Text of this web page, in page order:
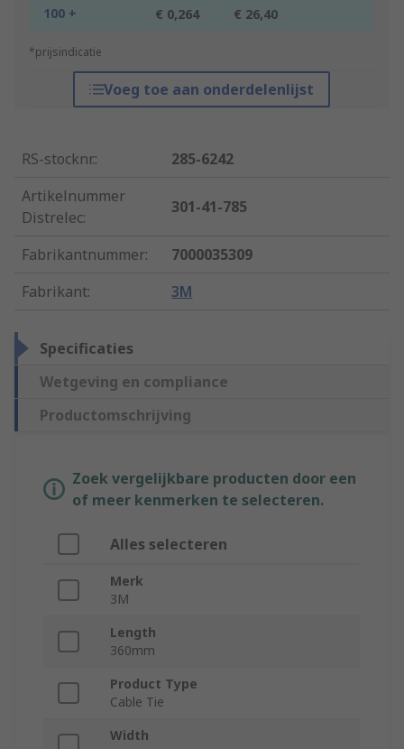
100 + € 0,264 € 26,40
*prijsindicatie
Voeg toe aan onderdelenlijst
RS-stocknr.:
285-6242
Artikelnummer
Distrelec:
301-41-785
Fabrikantnummer:
7000035309
Fabrikant: 3M
Specificaties
Wetgeving en compliance
Productomschrijving
Zoek vergelijkbare producten door een
of meer kenmerken te selecteren.
Alles selecteren
Merk
3M
Length
360mm
Product Type
Cable Tie
Width